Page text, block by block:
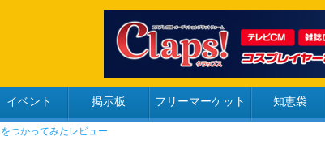
イベント 掲示板 フリーマーケット 知恵袋